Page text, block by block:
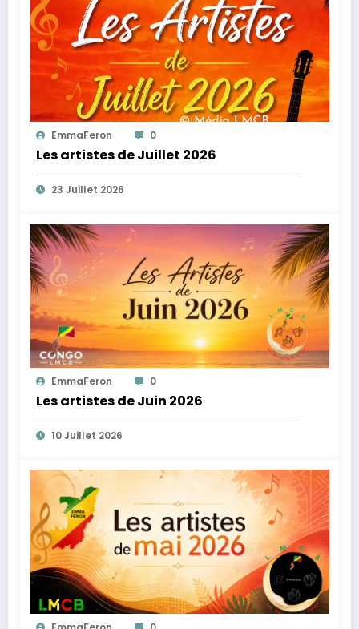
EmmaFeron 0
Les artistes de Juillet 2026
23 Juillet 2026
EmmaFeron 0
Les artistes de Juin 2026
10 Juillet 2026